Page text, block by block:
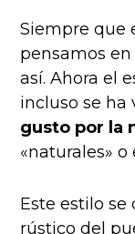
Siempre que
pensamos
así. Ahora el
incluso se
gusto por la
«naturales» o
Este estilo se
rústico del